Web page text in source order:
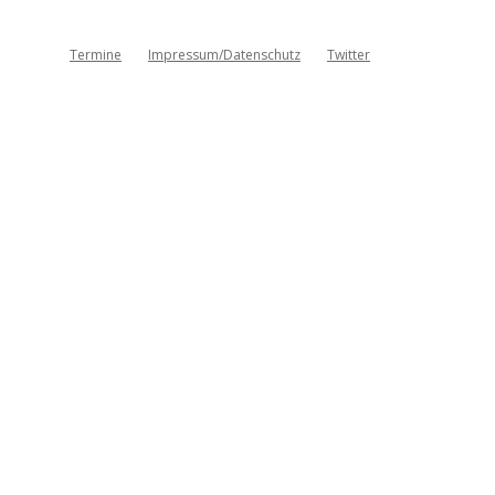
Termine Impressum/Datenschutz Twitter